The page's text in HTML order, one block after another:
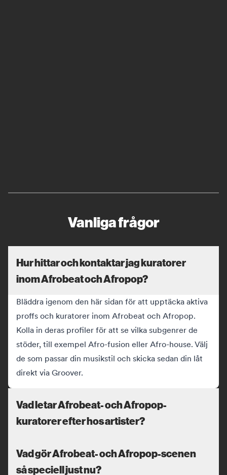
Vanliga frågor
Hur hittar och kontaktar jag kuratorer
inom Afrobeat och Afropop?
Bläddra igenom den här sidan för att upptäcka aktiva
proffs och kuratorer inom Afrobeat och Afropop.
Kolla in deras profiler för att se vilka subgenrer de
stöder, till exempel Afro-fusion eller Afro-house. Välj
de som passar din musikstil och skicka sedan din låt
direkt via Groover.
Vad letar Afrobeat- och Afropop-
kuratorer efter hos artister?
Vad gör Afrobeat- och Afropop-scenen
så speciell just nu?